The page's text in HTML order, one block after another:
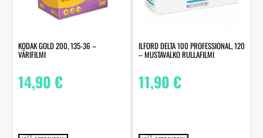
KODAK GOLD 200, 135-36 –
VÄRIFILMI
14,90€
ILFORD DELTA 100 PROFESSIONAL, 120
– MUSTAVALKO RULLAFILMI
11,90€